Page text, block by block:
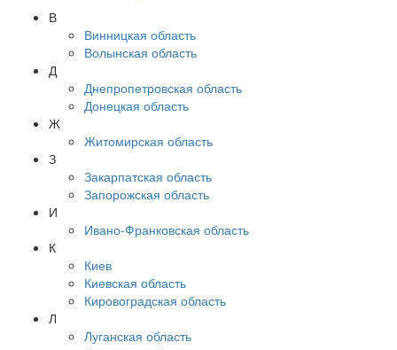
В
Винницкая область
Волынская область
Д
Днепропетровская область
Донецкая область
Ж
Житомирская область
З
Закарпатская область
Запорожская область
И
Ивано-Франковская область
К
Киев
Киевская область
Кировоградская область
Л
Луганская область